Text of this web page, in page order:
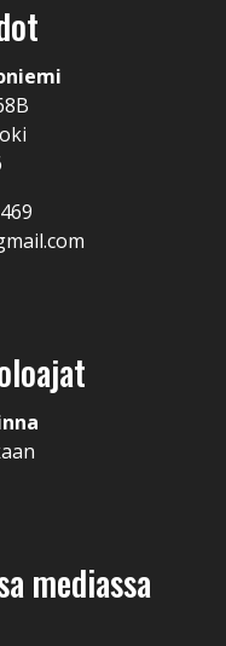
mediassa